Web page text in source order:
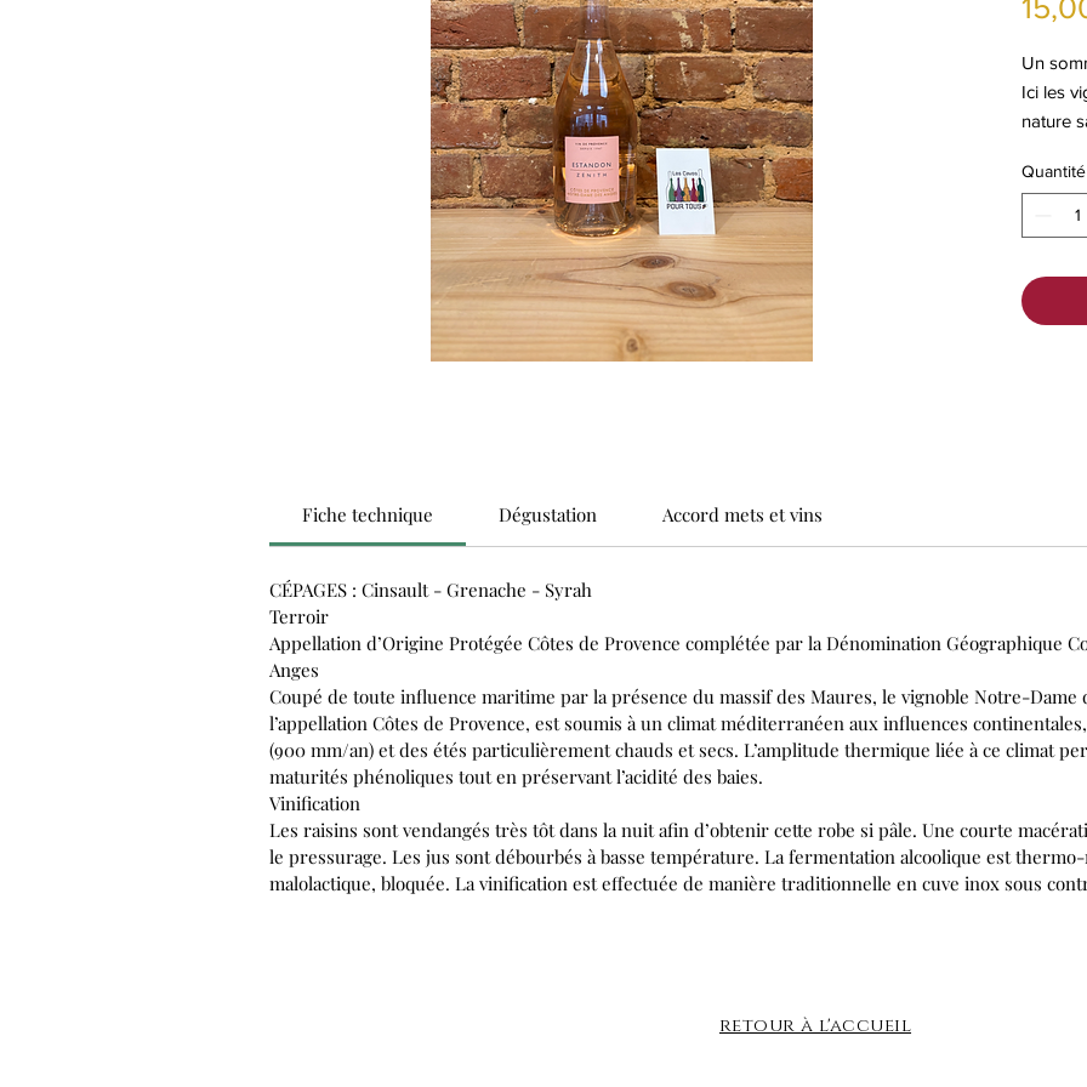
Un
Ici les
nature
Zénith
Notre-
le
Quantité
Fiche technique Dégustation Accord mets et vins
CÉPAGES : Cinsault - Grenache - Syrah
Terroir
Appellation d’Origine Protégée Côtes de Provence complétée par la Dénomination Géographique
Anges
Coupé de toute influence maritime par la présence du massif des Maures, le vignoble Notre-Dame
l’appellation Côtes de Provence, est soumis à un climat méditerranéen aux influences
(900 mm/an) et des étés particulièrement chauds et secs. L’amplitude thermique liée à ce climat
maturités phénoliques tout en préservant l’acidité des baies.
Vinification
Les raisins sont vendangés très tôt dans la nuit afin d’obtenir cette robe si pâle. Une courte
le pressurage. Les jus sont débourbés à basse température. La fermentation alcoolique est
malolactique, bloquée. La vinification est effectuée de manière traditionnelle en cuve inox sous
retour à l'accueil